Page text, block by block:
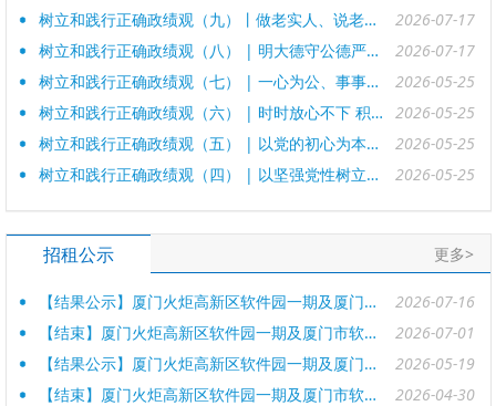
树立和践行正确政绩观（九）丨做老实人、说老实话、干老实事
2026-07-17
树立和践行正确政绩观（八） | 明大德守公德严私德
2026-07-17
树立和践行正确政绩观（七） | 一心为公、事事出于公心
2026-05-25
树立和践行正确政绩观（六） | 时时放心不下 积极担当作为
2026-05-25
树立和践行正确政绩观（五） | 以党的初心为本心 以党的使命为生命
2026-05-25
树立和践行正确政绩观（四） | 以坚强党性树立和践行正确政绩观
2026-05-25
招租公示 更多>
【结果公示】厦门火炬高新区软件园一期及厦门市软件园三期诚毅北大街50号配套项目竞租结果公示
2026-07-16
【结束】厦门火炬高新区软件园一期及厦门市软件园三期诚毅北大街50号配套项目招租公告
2026-07-01
【结果公示】厦门火炬高新区软件园一期及厦门市软件园三期诚毅北大街50号配套项目竞租结果公示
2026-05-19
【结束】厦门火炬高新区软件园一期及厦门市软件园三期诚毅北大街50号配套项目招租公告
2026-04-30